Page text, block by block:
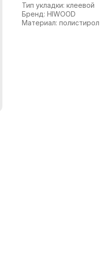
Тип укладки: клеевой
Бренд: HIWOOD
Материал: полистирол